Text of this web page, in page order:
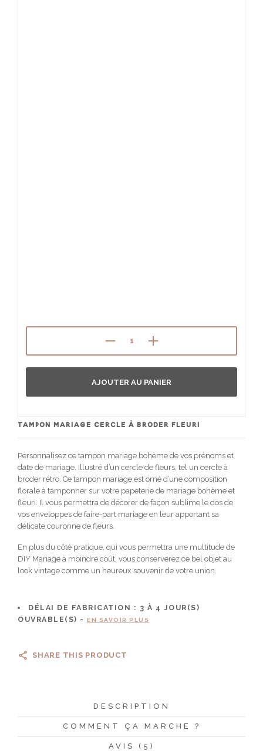
TAMPON MARIAGE CERCLE À BRODER FLEURI
Personnalisez ce tampon mariage bohème de vos prénoms et
date de mariage. Illustré d’un cercle de fleurs, tel un cercle à
broder rétro. Ce tampon mariage est orné d’une composition
florale à tamponner sur votre papeterie de mariage bohème et
fleuri. Il vous permettra de décorer de façon sublime le dos de
vos enveloppes de faire-part mariage en leur apportant sa
délicate couronne de fleurs.
En plus du côté pratique, qui vous permettra une multitude de
DIY Mariage à moindre coût, vous conserverez ce bel objet au
look vintage comme un heureux souvenir de votre union.
DÉLAI DE FABRICATION : 3 À 4 JOUR(S)
OUVRABLE(S) -
EN SAVOIR PLUS
AJOUTER AU PANIER
SHARE THIS PRODUCT
DESCRIPTION
COMMENT ÇA MARCHE ?
AVIS (5)